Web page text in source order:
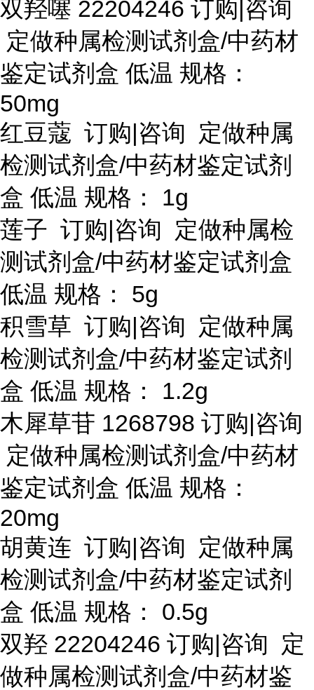
双羟噻 22204246 订购|咨询
定做种属检测试剂盒/中药材
鉴定试剂盒 低温 规格：
50mg
红豆蔻 订购|咨询 定做种属
检测试剂盒/中药材鉴定试剂
盒 低温 规格： 1g
莲子 订购|咨询 定做种属检
测试剂盒/中药材鉴定试剂盒
低温 规格： 5g
积雪草 订购|咨询 定做种属
检测试剂盒/中药材鉴定试剂
盒 低温 规格： 1.2g
木犀草苷 1268798 订购|咨询
定做种属检测试剂盒/中药材
鉴定试剂盒 低温 规格：
20mg
胡黄连 订购|咨询 定做种属
检测试剂盒/中药材鉴定试剂
盒 低温 规格： 0.5g
双羟 22204246 订购|咨询 定
做种属检测试剂盒/中药材鉴